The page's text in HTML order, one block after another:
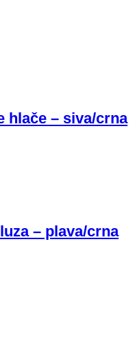
hlače – siva/crna
– plava/crna